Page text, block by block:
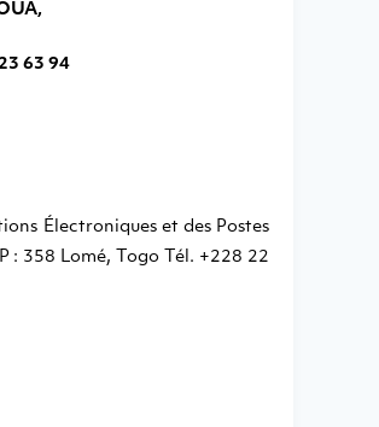
63 94
Électroniques et des Postes
: 358 Lomé, Togo Tél. +228 22